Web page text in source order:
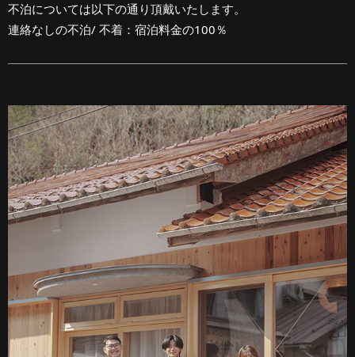
不泊については以下の通り頂戴いたします。
連絡なしの不泊/ 不着：宿泊料金の100％